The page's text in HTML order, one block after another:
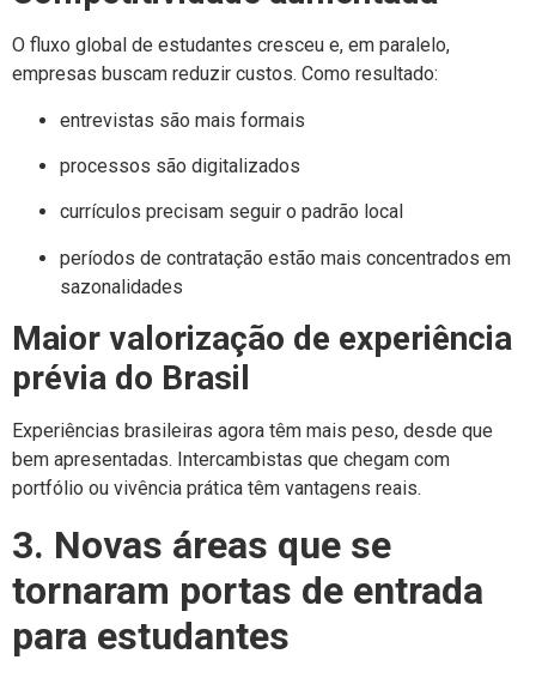
O fluxo global de estudantes cresceu e, em paralelo,
empresas buscam reduzir custos. Como resultado:
entrevistas são mais formais
processos são digitalizados
currículos precisam seguir o padrão local
períodos de contratação estão mais concentrados em
sazonalidades
Maior valorização de experiência
prévia do Brasil
Experiências brasileiras agora têm mais peso, desde que
bem apresentadas. Intercambistas que chegam com
portfólio ou vivência prática têm vantagens reais.
3. Novas áreas que se
tornaram portas de entrada
para estudantes